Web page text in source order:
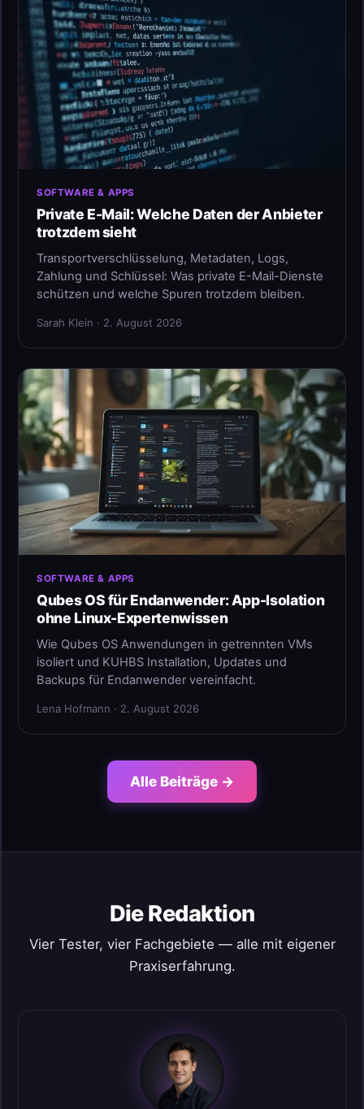
SOFTWARE & APPS
Private E-Mail: Welche Daten der Anbieter
trotzdem sieht
Transportverschlüsselung, Metadaten, Logs,
Zahlung und Schlüssel: Was private E-Mail-Dienste
schützen und welche Spuren trotzdem bleiben.
Sarah Klein · 2. August 2026
SOFTWARE & APPS
Qubes OS für Endanwender: App-Isolation
ohne Linux-Expertenwissen
Wie Qubes OS Anwendungen in getrennten VMs
isoliert und KUHBS Installation, Updates und
Backups für Endanwender vereinfacht.
Lena Hofmann · 2. August 2026
Alle Beiträge →
Die Redaktion
Vier Tester, vier Fachgebiete — alle mit eigener
Praxiserfahrung.